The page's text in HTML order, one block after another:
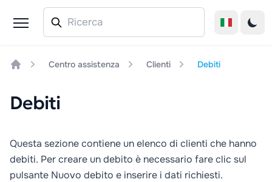
Centro assistenza Clienti Debiti
Debiti
Questa sezione contiene un elenco di clienti che hanno
debiti. Per creare un debito è necessario fare clic sul
pulsante Nuovo debito e inserire i dati richiesti.